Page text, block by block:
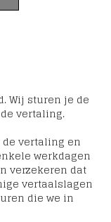
Wij sturen je de
vertaling.
vertaling en
werkdagen
verzekeren dat
vertaalslagen
die we in